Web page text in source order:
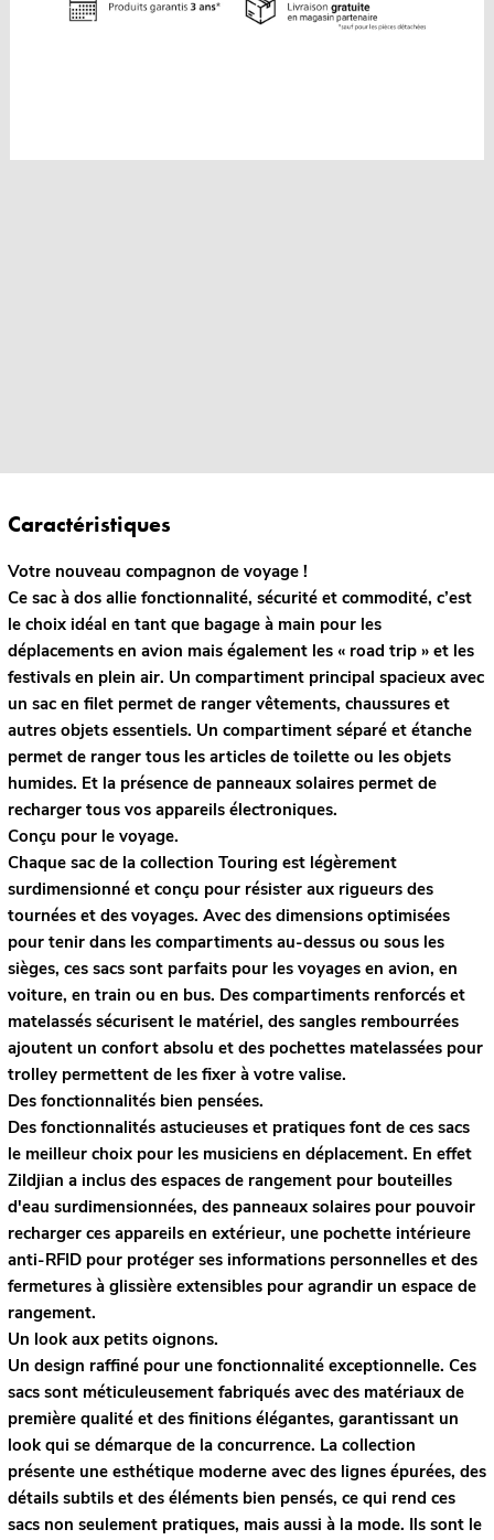
Caractéristiques
Votre nouveau compagnon de voyage !
Ce sac à dos allie fonctionnalité, sécurité et commodité, c’est
le choix idéal en tant que bagage à main pour les
déplacements en avion mais également les « road trip » et les
festivals en plein air. Un compartiment principal spacieux avec
un sac en filet permet de ranger vêtements, chaussures et
autres objets essentiels. Un compartiment séparé et étanche
permet de ranger tous les articles de toilette ou les objets
humides. Et la présence de panneaux solaires permet de
recharger tous vos appareils électroniques.
Conçu pour le voyage.
Chaque sac de la collection Touring est légèrement
surdimensionné et conçu pour résister aux rigueurs des
tournées et des voyages. Avec des dimensions optimisées
pour tenir dans les compartiments au-dessus ou sous les
sièges, ces sacs sont parfaits pour les voyages en avion, en
voiture, en train ou en bus. Des compartiments renforcés et
matelassés sécurisent le matériel, des sangles rembourrées
ajoutent un confort absolu et des pochettes matelassées pour
trolley permettent de les fixer à votre valise.
Des fonctionnalités bien pensées.
Des fonctionnalités astucieuses et pratiques font de ces sacs
le meilleur choix pour les musiciens en déplacement. En effet
Zildjian a inclus des espaces de rangement pour bouteilles
d'eau surdimensionnées, des panneaux solaires pour pouvoir
recharger ces appareils en extérieur, une pochette intérieure
anti-RFID pour protéger ses informations personnelles et des
fermetures à glissière extensibles pour agrandir un espace de
rangement.
Un look aux petits oignons.
Un design raffiné pour une fonctionnalité exceptionnelle. Ces
sacs sont méticuleusement fabriqués avec des matériaux de
première qualité et des finitions élégantes, garantissant un
look qui se démarque de la concurrence. La collection
présente une esthétique moderne avec des lignes épurées, des
détails subtils et des éléments bien pensés, ce qui rend ces
sacs non seulement pratiques, mais aussi à la mode. Ils sont le